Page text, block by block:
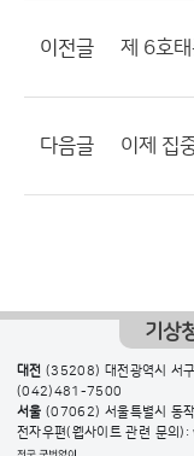
이전글
다음글
기상
대전 (35208) 대전광역시 서
(042)481-7500
서울 (07062) 서울특별시 동
전자우편(웹사이트 관련 문